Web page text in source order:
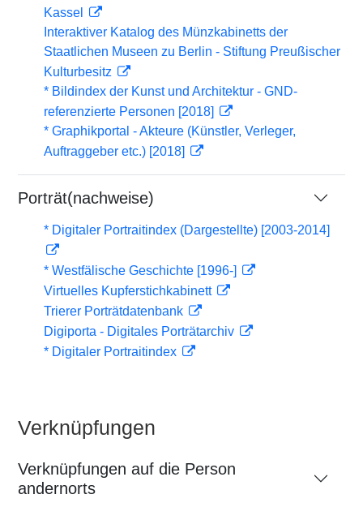
Kassel
Interaktiver Katalog des Münzkabinetts der
Staatlichen Museen zu Berlin - Stiftung Preußischer
Kulturbesitz
* Bildindex der Kunst und Architektur - GND-
referenzierte Personen [2018]
* Graphikportal - Akteure (Künstler, Verleger,
Auftraggeber etc.) [2018]
Porträt(nachweise)
* Digitaler Portraitindex (Dargestellte) [2003-2014]
* Westfälische Geschichte [1996-]
Virtuelles Kupferstichkabinett
Trierer Porträtdatenbank
Digiporta - Digitales Porträtarchiv
* Digitaler Portraitindex
Verknüpfungen
Verknüpfungen auf die Person
andernorts